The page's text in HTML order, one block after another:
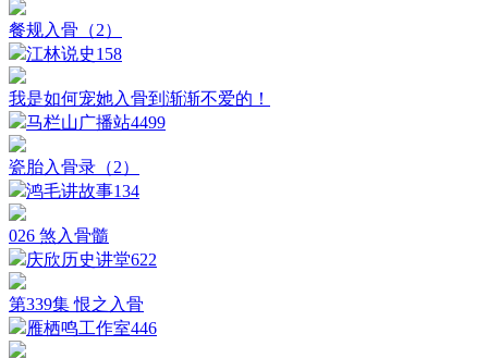
餐规入骨（2）
江林说史158
我是如何宠她入骨到渐渐不爱的！
马栏山广播站4499
瓷胎入骨录（2）
鸿毛讲故事134
026 煞入骨髓
庆欣历史讲堂622
第339集 恨之入骨
雁栖鸣工作室446